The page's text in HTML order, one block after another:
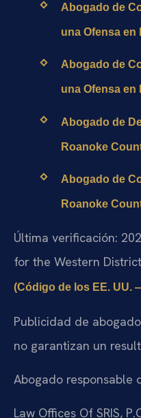
Abogado de
una Ofensa en
Abogado de
una Ofensa en
Abogado de
Roanoke
Abogado de
Roanoke
Última verificación:
for the Western
(Código de los EE. UU.
Publicidad de
no garantizan un
Abogado responsable
Law Offices Of SRIS,